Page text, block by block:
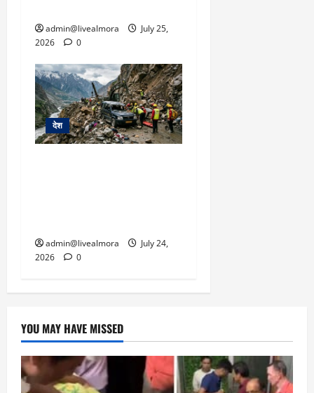
admin@livealmora
July 25,
2026
0
देश
admin@livealmora
July 24,
2026
0
YOU MAY HAVE MISSED